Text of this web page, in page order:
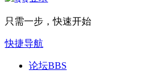
只需一步，快速开始
快捷导航
论坛BBS